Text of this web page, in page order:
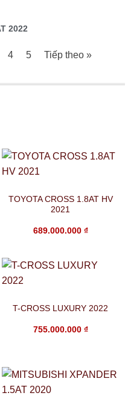
2022
4 5 Tiếp theo »
TOYOTA CROSS 1.8AT HV
2021
689.000.000 ₫
T-CROSS LUXURY 2022
755.000.000 ₫